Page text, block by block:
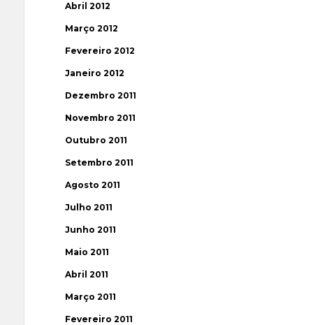
Abril 2012
Março 2012
Fevereiro 2012
Janeiro 2012
Dezembro 2011
Novembro 2011
Outubro 2011
Setembro 2011
Agosto 2011
Julho 2011
Junho 2011
Maio 2011
Abril 2011
Março 2011
Fevereiro 2011